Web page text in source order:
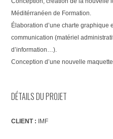
Méditérranéen de Formation.
Élaboration d’une charte graphique
communication (matériel
d’information…).
Conception d’une nouvelle
DÉTAILS DU PROJET
CLIENT : IMF